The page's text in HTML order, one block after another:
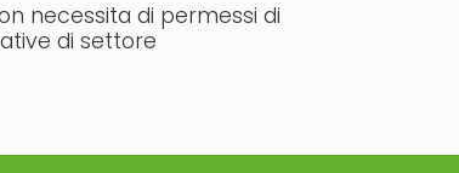
necessita di permessi di
di settore